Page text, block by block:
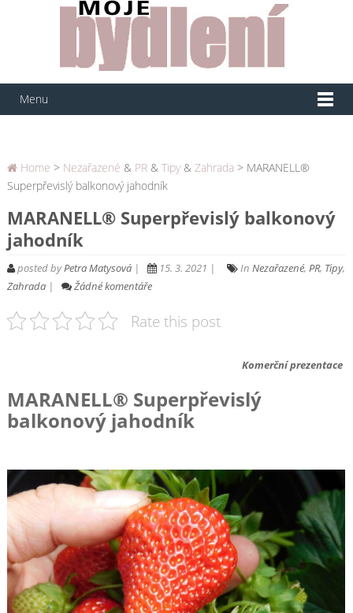
Menu
Home > Nezařazené & PR& Tipy& Zahrada > MARANELL®
Superpřevislý balkonový jahodník
MARANELL® Superpřevislý balkonový
jahodník
posted byPetra Matysová| 15. 3. 2021 | In Nezařazené, PR, Tipy,
Zahrada| Žádné komentáře
Rate this post
Komerční prezentace
MARANELL® Superpřevislý
balkonový jahodník